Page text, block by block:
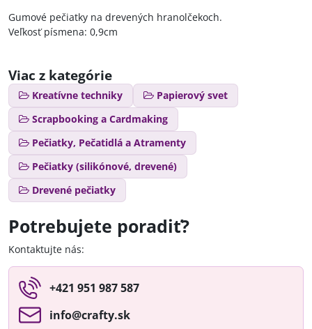
Gumové pečiatky na drevených hranolčekoch.
Veľkosť písmena: 0,9cm
Viac z kategórie
Kreatívne techniky
Papierový svet
Scrapbooking a Cardmaking
Pečiatky, Pečatidlá a Atramenty
Pečiatky (silikónové, drevené)
Drevené pečiatky
Potrebujete poradiť?
Kontaktujte nás:
+421 951 987 587
info​@crafty​.sk